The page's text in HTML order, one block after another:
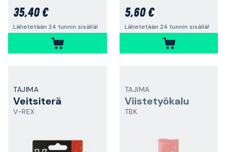
35,40 €
Lähetetään 24 tunnin sisällä!
5,60 €
Lähetetään 24 tunnin sisällä!
TAJIMA
Veitsiterä
V-REX
TAJIMA
Viistetyökalu
TBK